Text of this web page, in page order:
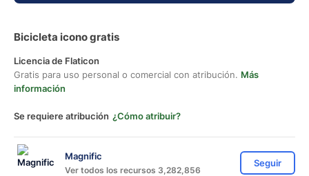
Bicicleta icono gratis
Licencia de Flaticon
Gratis para uso personal o comercial con atribución. Más
información
Se requiere atribución ¿Cómo atribuir?
Magnific
Ver todos los recursos 3,282,856
Seguir